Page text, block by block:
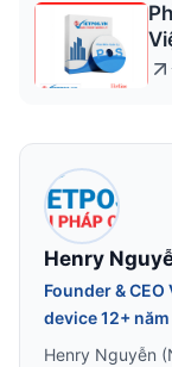
Henry
Founder &
device 12+ năm
Henry Nguyễn